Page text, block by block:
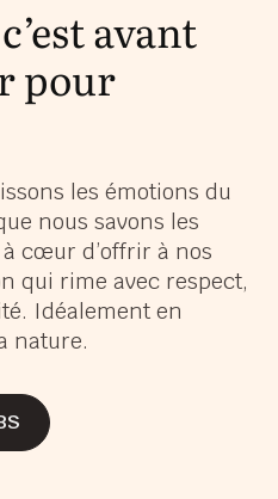
avant
pour
les émotions du
nous savons les
cœur d’offrir à nos
qui rime avec respect,
Idéalement en
nature.